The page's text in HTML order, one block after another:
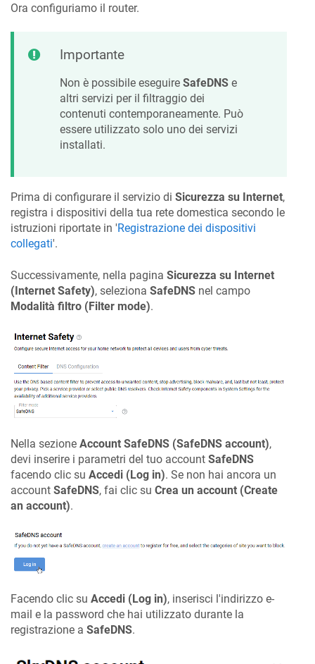
Ora configuriamo il router.
Importante
Non è possibile eseguire SafeDNS e
altri servizi per il filtraggio dei
contenuti contemporaneamente. Può
essere utilizzato solo uno dei servizi
installati.
Prima di configurare il servizio di Sicurezza su Internet,
registra i dispositivi della tua rete domestica secondo le
istruzioni riportate in 'Registrazione dei dispositivi
collegati'.
Successivamente, nella pagina Sicurezza su Internet
(Internet Safety), seleziona SafeDNS nel campo
Modalità filtro (Filter mode).
Nella sezione Account SafeDNS (SafeDNS account),
devi inserire i parametri del tuo account SafeDNS
facendo clic su Accedi (Log in). Se non hai ancora un
account SafeDNS, fai clic su Crea un account (Create
an account).
Facendo clic su Accedi (Log in), inserisci l'indirizzo e-
mail e la password che hai utilizzato durante la
registrazione a SafeDNS.